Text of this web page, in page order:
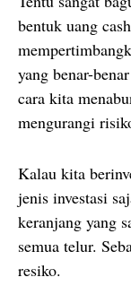
bentuk uang
yang benar-
cara kita
mengurangi
Kalau kita
jenis investasi
keranjang yang
semua telur.
resiko.